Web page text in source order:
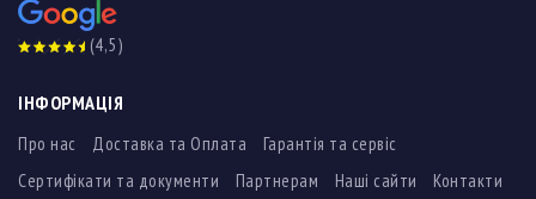
(4,5)
ІНФОРМАЦІЯ
Про нас Доставка та Оплата
Гарантія та сервіс
Сертифікати та документи
Партнерам Наші сайти Контакти